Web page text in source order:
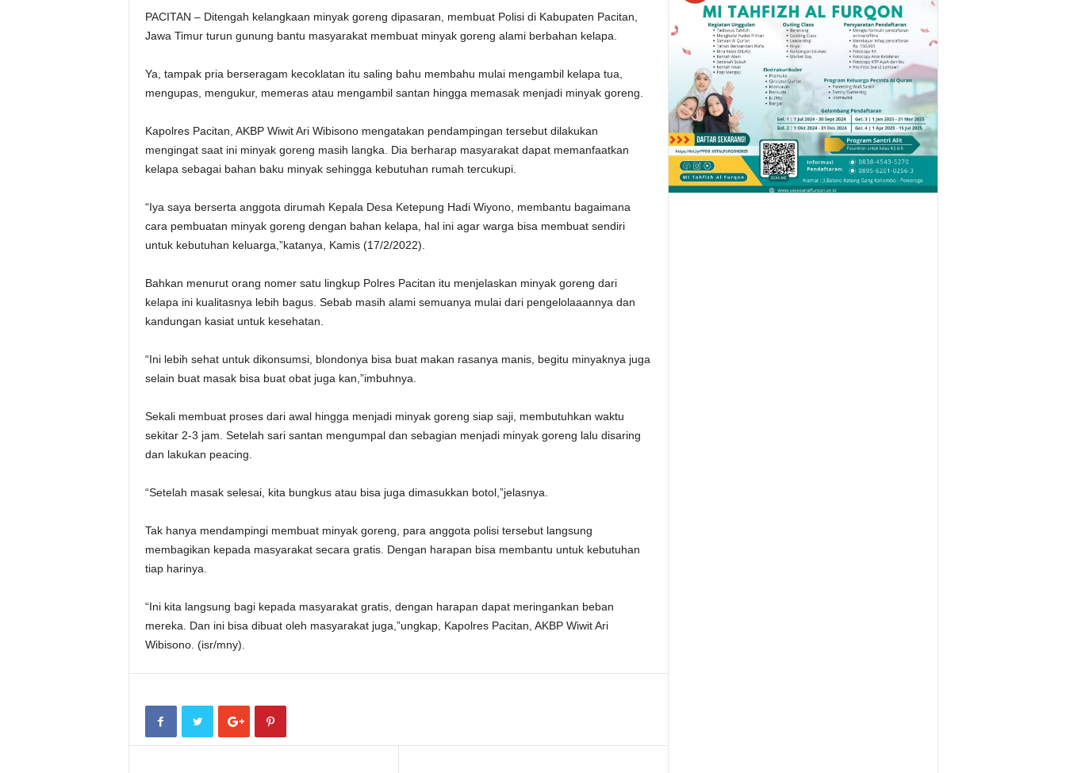
PACITAN – Ditengah kelangkaan minyak goreng dipasaran, membuat Polisi di Kabupaten Pacitan,
Jawa Timur turun gunung bantu masyarakat membuat minyak goreng alami berbahan kelapa.
Ya, tampak pria berseragam kecoklatan itu saling bahu membahu mulai mengambil kelapa tua,
mengupas, mengukur, memeras atau mengambil santan hingga memasak menjadi minyak goreng.
Kapolres Pacitan, AKBP Wiwit Ari Wibisono mengatakan pendampingan tersebut dilakukan
mengingat saat ini minyak goreng masih langka. Dia berharap masyarakat dapat memanfaatkan
kelapa sebagai bahan baku minyak sehingga kebutuhan rumah tercukupi.
“Iya saya berserta anggota dirumah Kepala Desa Ketepung Hadi Wiyono, membantu bagaimana
cara pembuatan minyak goreng dengan bahan kelapa, hal ini agar warga bisa membuat sendiri
untuk kebutuhan keluarga,”katanya, Kamis (17/2/2022).
Bahkan menurut orang nomer satu lingkup Polres Pacitan itu menjelaskan minyak goreng dari
kelapa ini kualitasnya lebih bagus. Sebab masih alami semuanya mulai dari pengelolaaannya dan
kandungan kasiat untuk kesehatan.
“Ini lebih sehat untuk dikonsumsi, blondonya bisa buat makan rasanya manis, begitu minyaknya juga
selain buat masak bisa buat obat juga kan,”imbuhnya.
Sekali membuat proses dari awal hingga menjadi minyak goreng siap saji, membutuhkan waktu
sekitar 2-3 jam. Setelah sari santan mengumpal dan sebagian menjadi minyak goreng lalu disaring
dan lakukan peacing.
“Setelah masak selesai, kita bungkus atau bisa juga dimasukkan botol,”jelasnya.
Tak hanya mendampingi membuat minyak goreng, para anggota polisi tersebut langsung
membagikan kepada masyarakat secara gratis. Dengan harapan bisa membantu untuk kebutuhan
tiap harinya.
“Ini kita langsung bagi kepada masyarakat gratis, dengan harapan dapat meringankan beban
mereka. Dan ini bisa dibuat oleh masyarakat juga,”ungkap, Kapolres Pacitan, AKBP Wiwit Ari
Wibisono. (isr/mny).